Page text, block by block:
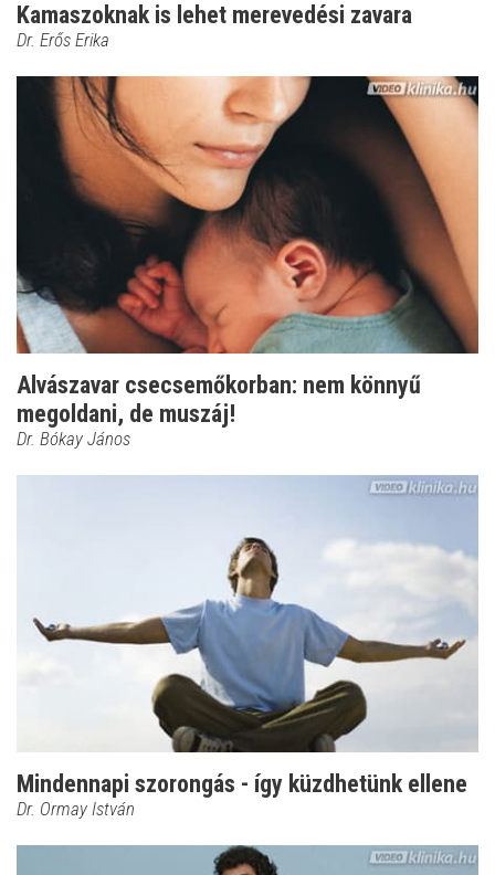
Kamaszoknak is lehet merevedési zavara
Dr. Erős Erika
Alvászavar csecsemőkorban: nem könnyű
megoldani, de muszáj!
Dr. Bókay János
Mindennapi szorongás - így küzdhetünk ellene
Dr. Ormay István